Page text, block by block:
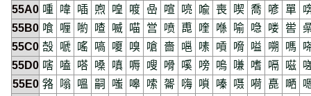
55A0 喠 喡 喢 喣 喤 喥 喦 喧 喨 喩 喪 喫 喬 喭 單
55B0 喰 喱 喲 喳 喴 喵 営 喷 喸 喹 喺 喻 喼 喽 喾
55C0 嗀 嗁 嗂 嗃 嗄 嗅 嗆 嗇 嗈 嗉 嗊 嗋 嗌 嗍 嗎
55D0 嗐 嗑 嗒 嗓 嗔 嗕 嗖 嗗 嗘 嗙 嗚 嗛 嗜 嗝 嗞
55E0 嗠 嗡 嗢 嗣 嗤 嗥 嗦 嗧 嗨 嗩 嗪 嗫 嗬 嗭 嗮